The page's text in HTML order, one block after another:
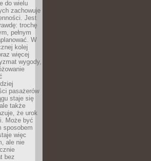
do wielu
zachowuje
Jest
trochę
pełnym
W
kolej
więcej
wygody,
pasażerów
staje się
także
że urok
Może być
sposobem
więc
ale nie
bez